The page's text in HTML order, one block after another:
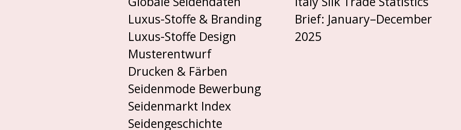
Luxus-Stoffe & Branding
Luxus-Stoffe Design
Musterentwurf
Drucken & Färben
Seidenmode Bewerbung
Seidenmarkt Index
Seidengeschichte
Brief: January–December
2025